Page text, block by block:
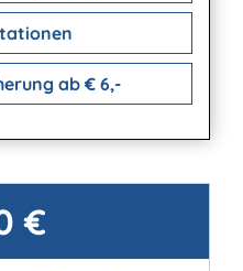
ab € 6,-
€